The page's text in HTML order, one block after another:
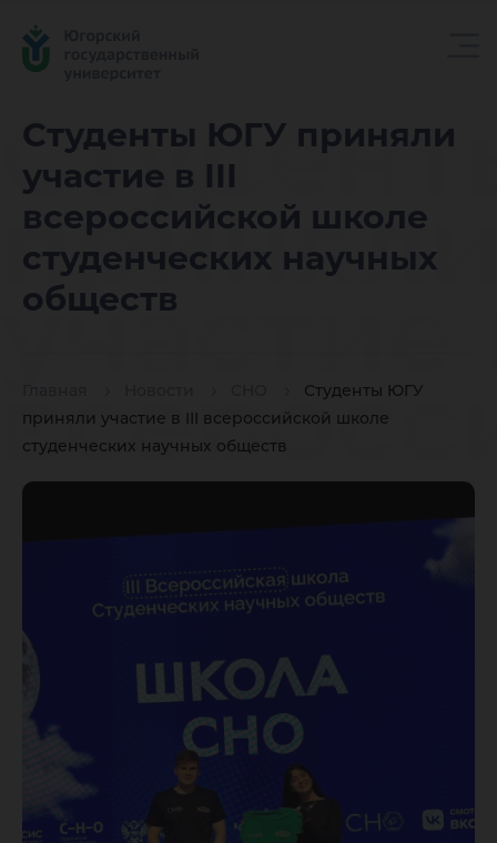
Студенты ЮГУ приняли
участие в III
всероссийской школе
студенческих научных
обществ
Студенты ЮГУ
приняли участие в III всероссийской школе
студенческих научных обществ
участие
школе
научных
обществ